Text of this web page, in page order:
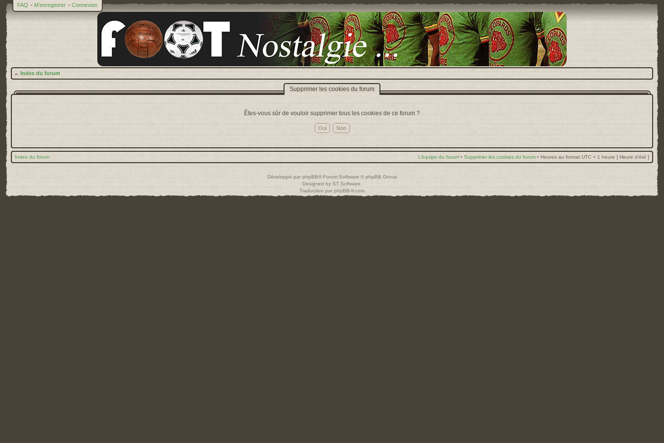
FAQ • M’enregistrer • Connexion
Index du forum
Supprimer les cookies du forum
Êtes-vous sûr de vouloir supprimer tous les cookies de ce forum ?
Index du forum L’équipe du forum • Supprimer les cookies du forum • Heures au format UTC + 1 heure [ Heure d’été ]
Développé par phpBB® Forum Software © phpBB Group
Designed by ST Software
Traduction par phpBB-fr.com